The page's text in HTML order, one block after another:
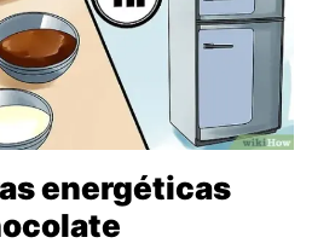
energéticas